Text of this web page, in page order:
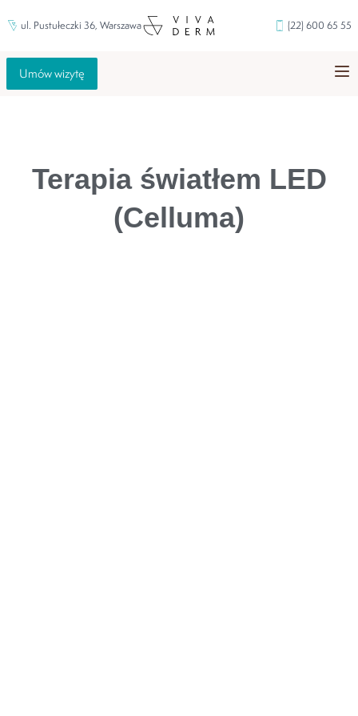
ul. Pustułeczki 36, Warszawa (22) 600 65 55
Umów wizytę
Terapia światłem LED
(Celluma)